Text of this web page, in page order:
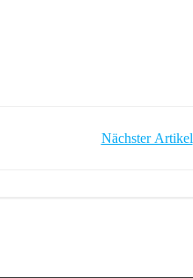
Nächster Artikel